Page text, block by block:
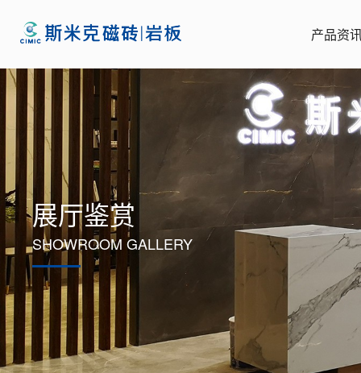
产品资
展厅鉴赏
SHOWROOM GALLERY